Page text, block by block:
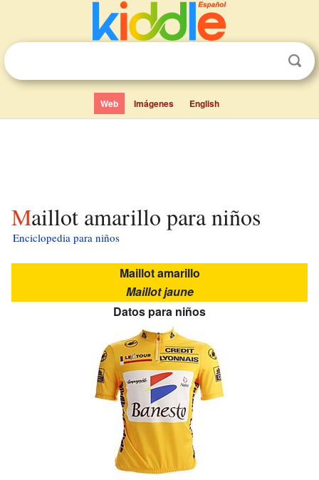
Web Imágenes English
Maillot amarillo para niños
Enciclopedia para niños
Maillot amarillo
Maillot jaune
Datos para niños